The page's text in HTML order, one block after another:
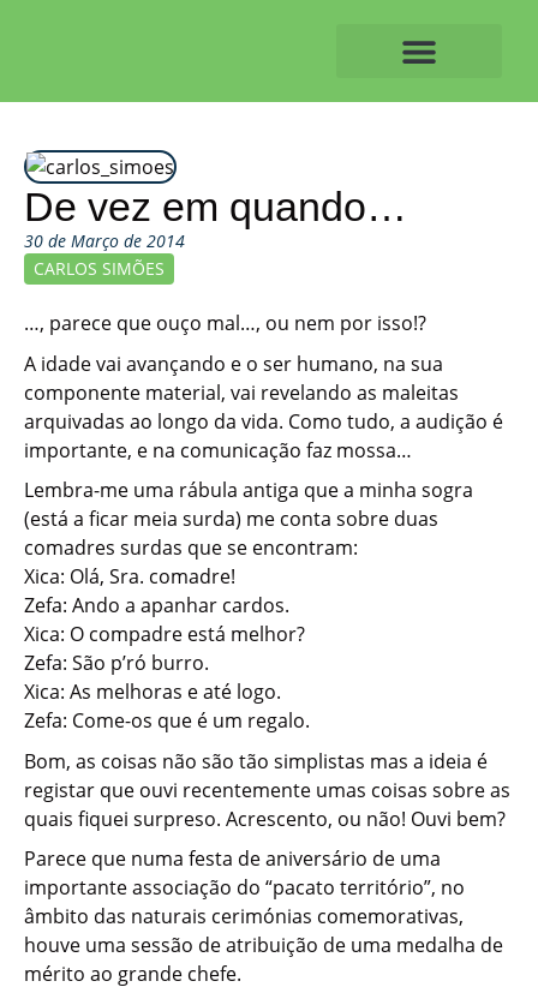
De vez em quando…
30 de Março de 2014
CARLOS SIMÕES
…, parece que ouço mal…, ou nem por isso!?
A idade vai avançando e o ser humano, na sua
componente material, vai revelando as maleitas
arquivadas ao longo da vida. Como tudo, a audição é
importante, e na comunicação faz mossa…
Lembra-me uma rábula antiga que a minha sogra
(está a ficar meia surda) me conta sobre duas
comadres surdas que se encontram:
Xica: Olá, Sra. comadre!
Zefa: Ando a apanhar cardos.
Xica: O compadre está melhor?
Zefa: São p’ró burro.
Xica: As melhoras e até logo.
Zefa: Come-os que é um regalo.
Bom, as coisas não são tão simplistas mas a ideia é
registar que ouvi recentemente umas coisas sobre as
quais fiquei surpreso. Acrescento, ou não! Ouvi bem?
Parece que numa festa de aniversário de uma
importante associação do “pacato território”, no
âmbito das naturais cerimónias comemorativas,
houve uma sessão de atribuição de uma medalha de
mérito ao grande chefe.